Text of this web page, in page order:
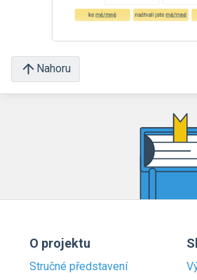
Nahoru
O projektu
Stručné představení